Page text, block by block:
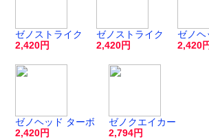
ゼノストライク
2,420
ゼノストライク
2,420
ゼノヘ
2,420
ゼノヘッド ターボ
2,420
ゼノクエイカー
2,794